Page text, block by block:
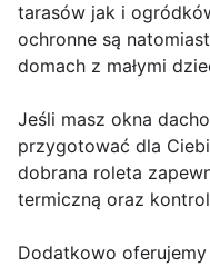
tarasów jak i
ochronne są
domach z małymi
Jeśli masz okna
przygotować dla
dobrana roleta
termiczną oraz
Dodatkowo